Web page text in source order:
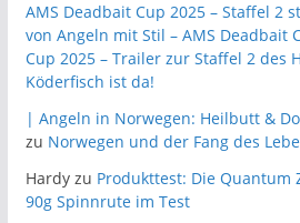
AMS Deadbait Cup 2025 – Staffel 2
von Angeln mit Stil – AMS Deadbait
Cup 2025 – Trailer zur Staffel 2 des
Köderfisch ist da!
| Angeln in Norwegen: Heilbutt &
zu Norwegen und der Fang des
Hardyzu Produkttest: Die Quantum
90g Spinnrute im Test